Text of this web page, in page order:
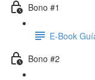
Bono #1
E-Book
Bono #2